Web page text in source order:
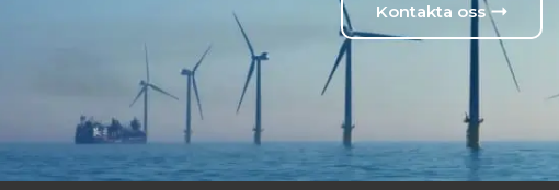
Kontakta oss